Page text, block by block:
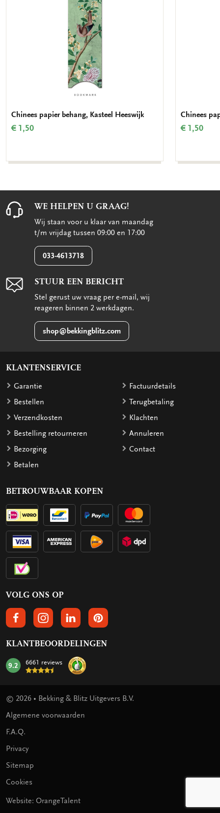
Chinees papier behang, Kasteel Heeswijk
€ 1,50
Chinees
€ 1,50
WE HELPEN U GRAAG!
Wij staan voor u klaar van maandag
t/m vrijdag tussen 09:00 en 17:00
033-4613718
STUUR EEN BERICHT
Stel gerust uw vraag per e-mail, wij
reageren binnen 2 werkdagen.
shop@bekkingblitz.com
KLANTENSERVICE
Garantie
Bestellen
Verzendkosten
Bestelling retourneren
Bezorging
Betalen
Factuurdetails
Terugbetaling
Klachten
Annuleren
Contact
BETROUWBAAR KOPEN
VOLG ONS OP
VOLGS ONS OP FACEBOOK
VOLG ONS OP INSTAGRAM
VOLG ONS OP LINKEDIN
VOLG ONS OP PINTEREST
KLANTBEOORDELINGEN
mark:
9.2 6661 reviews
© 2026 • Bekking & Blitz Uitgevers B.V.
Algemene voorwaarden
F.A.Q.
Privacy
Sitemap
Cookies
Website: OrangeTalent